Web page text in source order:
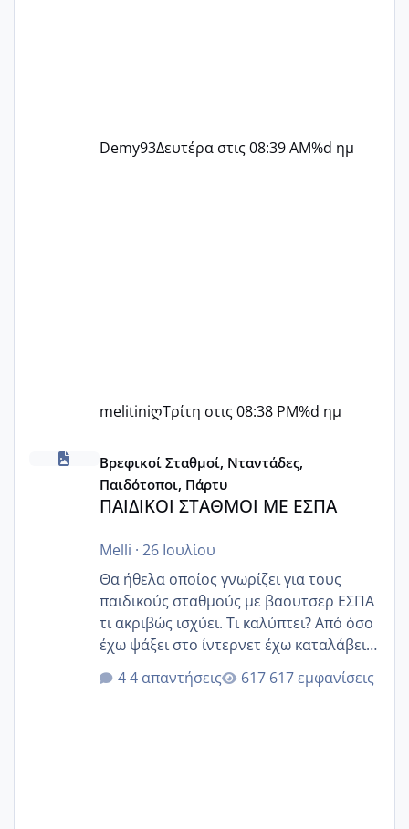
Demy93Δευτέρα στις 08:39 AM%d ημ
melitiniღΤρίτη στις 08:38 PM%d ημ
ΠΑΙΔΙΚΟΙ ΣΤΑΘΜΟΙ ΜΕ ΕΣΠΑ
Βρεφικοί Σταθμοί, Νταντάδες,
Παιδότοποι, Πάρτυ
ΠΑΙΔΙΚΟΙ ΣΤΑΘΜΟΙ ΜΕ ΕΣΠΑ
Melli · 26 Ιουλίου
Θα ήθελα οποίος γνωρίζει για τους
παιδικούς σταθμούς με βαουτσερ ΕΣΠΑ
τι ακριβώς ισχύει. Τι καλύπτει? Από όσο
έχω ψάξει στο ίντερνετ έχω καταλάβει
ότι το βαουτσερ καλύπτει όλα τα
δίδακτρα και τα τροφεια του ιδιωτικού
4 απαντήσεις 617 εμφανίσεις